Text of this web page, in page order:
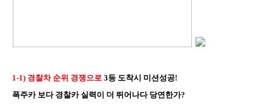
1-1) 경찰차 순위 경쟁으로 3등 도착시 미션성공!
폭주카 보다 경찰카 실력이 더 뛰어나다 당연한가?